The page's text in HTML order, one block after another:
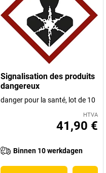
Signalisation des produits
dangereux
danger pour la santé, lot de 10
HTVA
41,90 €
Binnen 10 werkdagen